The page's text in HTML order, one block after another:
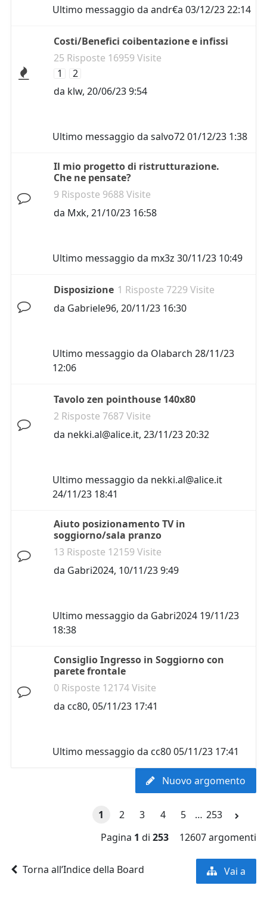
Ultimo messaggio da andr€a 03/12/23 22:14
Costi/Benefici coibentazione e infissi
25 Risposte 16959 Visite
1
2
da klw, 20/06/23 9:54
Ultimo messaggio da salvo7201/12/23 1:38
Il mio progetto di ristrutturazione.
Che ne pensate?
9 Risposte 9688 Visite
da Mxk, 21/10/23 16:58
Ultimo messaggio da mx3z 30/11/23 10:49
Disposizione 1 Risposte 7229 Visite
da Gabriele96, 20/11/23 16:30
Ultimo messaggio da Olabarch 28/11/23
12:06
Tavolo zen pointhouse 140x80
2 Risposte 7687 Visite
da nekki.al@alice.it, 23/11/23 20:32
Ultimo messaggio da nekki.al@alice.it
24/11/23 18:41
Aiuto posizionamento TV in
soggiorno/sala pranzo
13 Risposte 12159 Visite
da Gabri2024, 10/11/23 9:49
Ultimo messaggio da Gabri2024 19/11/23
18:38
Consiglio Ingresso in Soggiorno con
parete frontale
0 Risposte 12174 Visite
da cc80, 05/11/23 17:41
Ultimo messaggio da cc8005/11/23 17:41
Nuovo argomento
1 2 3 4 5 … 253
Pagina 1 di 253 12607 argomenti
Torna all’Indice della Board Vai a